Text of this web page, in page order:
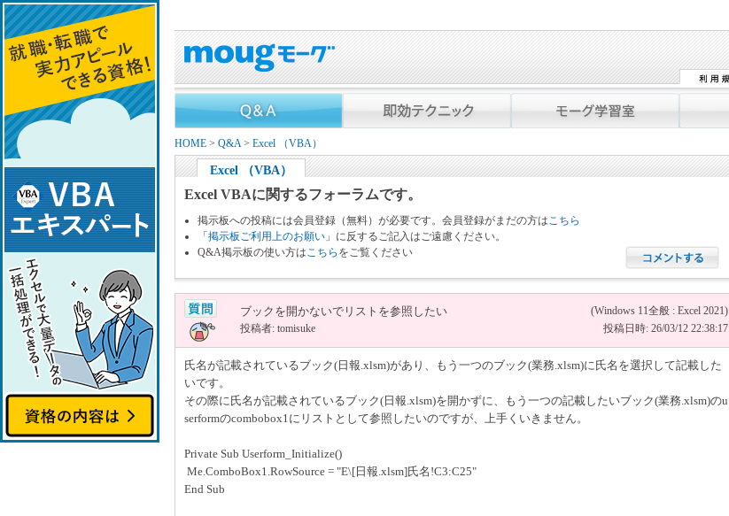
HOME > Q&A> Excel （VBA）
Excel （VBA）
Excel VBAに関するフォーラムです。
掲示板への投稿には会員登録（無料）が必要です。会員登録がまだの方は こちら
「掲示板ご利用上のお願い 」に反するご記入はご遠慮ください。
Q&A掲示板の使い方は こちら をご覧ください
(Windows 11全般 : Excel 2021)
ブックを開かないでリストを参照したい
投稿日時: 26/03/12 22:38:17
投稿者: tomisuke
氏名が記載されているブック(日報.xlsm)があり、もう一つのブック(業務.xlsm)に氏名を選択して記載した
いです。
その際に氏名が記載されているブック(日報.xlsm)を開かずに、もう一つの記載したいブック(業務.xlsm)のu
serformのcombobox1にリストとして参照したいのですが、上手くいきません。
Private Sub Userform_Initialize()
Me.ComboBox1.RowSource = "E\[日報.xlsm]氏名!C3:C25"
End Sub